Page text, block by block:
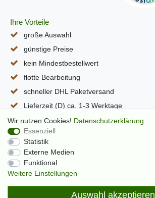
Ihre Vorteile
große Auswahl
günstige Preise
kein Mindestbestellwert
flotte Bearbeitung
schneller DHL Paketversand
Lieferzeit (D) ca. 1-3 Werktage
alle Seiten per SSL verschlüsselt
Wir nutzen Cookies! Daten­schutz­erklärung
Essenziell
Statistik
Externe Medien
Funktional
Weitere Einstellungen
Auswahl akzeptieren